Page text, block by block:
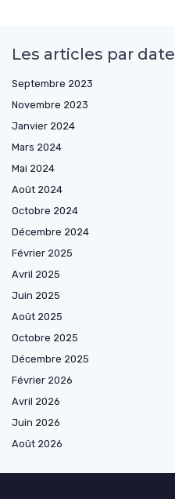
Les articles par date
Septembre 2023
Novembre 2023
Janvier 2024
Mars 2024
Mai 2024
Août 2024
Octobre 2024
Décembre 2024
Février 2025
Avril 2025
Juin 2025
Août 2025
Octobre 2025
Décembre 2025
Février 2026
Avril 2026
Juin 2026
Août 2026